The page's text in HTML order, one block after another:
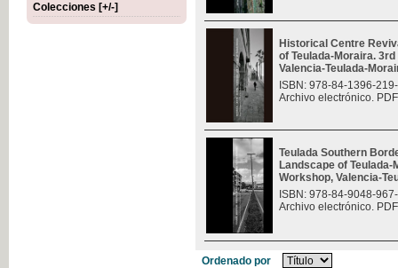
Colecciones [+/-]
Historical Centre
of Teulada-Moraira.
Valencia-Teulada-
ISBN: 978-84-1396-
Archivo electrónico.
Teulada Southern
Landscape of
Workshop, Valencia-
ISBN: 978-84-9048-
Archivo electrónico.
Ordenado por